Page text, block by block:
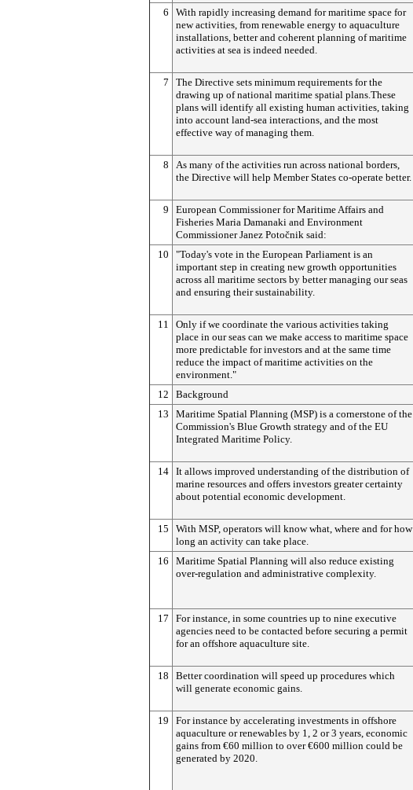
6
With rapidly increasing demand for maritime space for
new activities, from renewable energy to aquaculture
installations, better and coherent planning of maritime
activities at sea is indeed needed.
7
The Directive sets minimum requirements for the
drawing up of national maritime spatial plans.These
plans will identify all existing human activities, taking
into account land-sea interactions, and the most
effective way of managing them.
8
As many of the activities run across national borders,
the Directive will help Member States co-operate better.
9
European Commissioner for Maritime Affairs and
Fisheries Maria Damanaki and Environment
Commissioner Janez Potočnik said:
10
"Today's vote in the European Parliament is an
important step in creating new growth opportunities
across all maritime sectors by better managing our seas
and ensuring their sustainability.
11
Only if we coordinate the various activities taking
place in our seas can we make access to maritime space
more predictable for investors and at the same time
reduce the impact of maritime activities on the
environment."
12
Background
13
Maritime Spatial Planning (MSP) is a cornerstone of the
Commission's Blue Growth strategy and of the EU
Integrated Maritime Policy.
14 It allows improved understanding of the distribution of
marine resources and offers investors greater certainty
about potential economic development.
15
With MSP, operators will know what, where and for how
long an activity can take place.
16
Maritime Spatial Planning will also reduce existing
over-regulation and administrative complexity.
17
For instance, in some countries up to nine executive
agencies need to be contacted before securing a permit
for an offshore aquaculture site.
18
Better coordination will speed up procedures which
will generate economic gains.
19
For instance by accelerating investments in offshore
aquaculture or renewables by 1, 2 or 3 years, economic
gains from €60 million to over €600 million could be
generated by 2020.